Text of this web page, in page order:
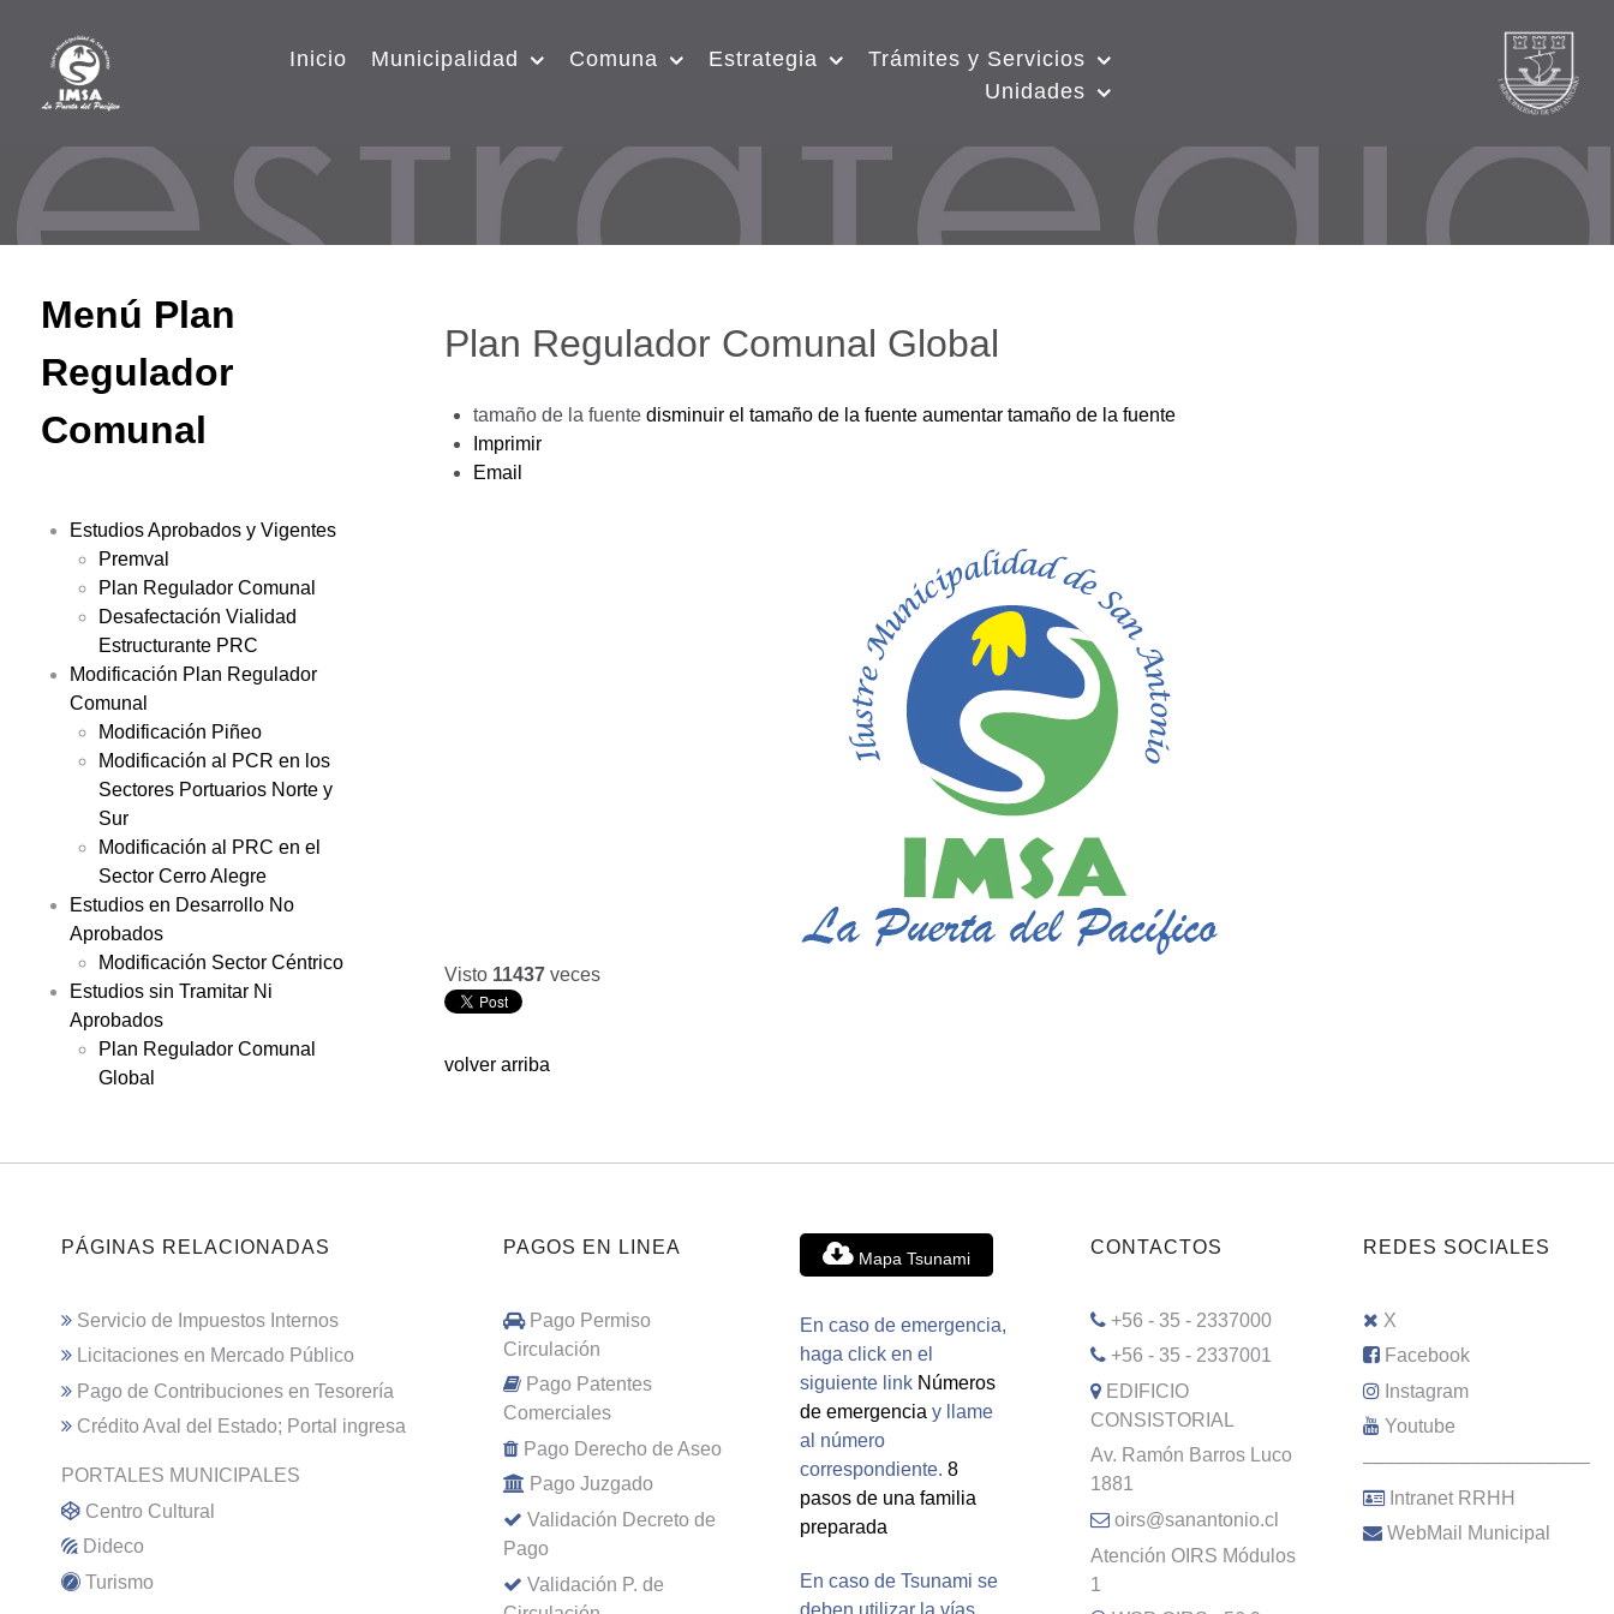
Inicio Municipalidad Comuna Estrategia
Trámites y Servicios
Unidades
Menú Plan
Regulador
Comunal
Estudios Aprobados y Vigentes
Premval
Plan Regulador Comunal
Desafectación Vialidad
Estructurante PRC
Modificación Plan Regulador
Comunal
Modificación Piñeo
Modificación al PCR en los
Sectores Portuarios Norte y
Sur
Modificación al PRC en el
Sector Cerro Alegre
Estudios en Desarrollo No
Aprobados
Modificación Sector Céntrico
Estudios sin Tramitar Ni
Aprobados
Plan Regulador Comunal
Global
Plan Regulador Comunal Global
tamaño de la fuente disminuir el tamaño de la fuente aumentar tamaño de la fuente
Imprimir
Email
Visto 11437 veces
volver arriba
PÁGINAS RELACIONADAS
Servicio de Impuestos Internos
Licitaciones en Mercado Público
Pago de Contribuciones en Tesorería
Crédito Aval del Estado; Portal ingresa
PORTALES MUNICIPALES
Centro Cultural
Dideco
Turismo
PAGOS EN LINEA
Pago Permiso
Circulación
Pago Patentes
Comerciales
Pago Derecho de Aseo
Pago Juzgado
Validación Decreto de
Pago
Validación P. de
Mapa Tsunami
En caso de emergencia,
haga click en el
siguiente link Números
de emergencia y llame
al número
correspondiente. 8
pasos de una familia
preparada
En caso de Tsunami se
deben utilizar la vías
CONTACTOS
+56 - 35 - 2337000
+56 - 35 - 2337001
EDIFICIO
CONSISTORIAL
Av. Ramón Barros Luco
1881
oirs@sanantonio.cl
Atención OIRS Módulos
1
REDES SOCIALES
X
Facebook
Instagram
Youtube
–––––––––––––––––––––
Intranet RRHH
WebMail Municipal